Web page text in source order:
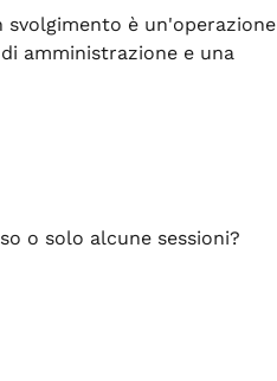
è un'operazione
amministrazione e una
o solo alcune sessioni?